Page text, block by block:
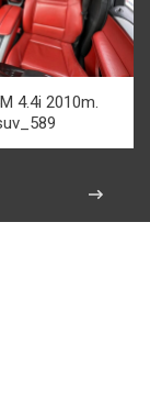
4.4i 2010m.